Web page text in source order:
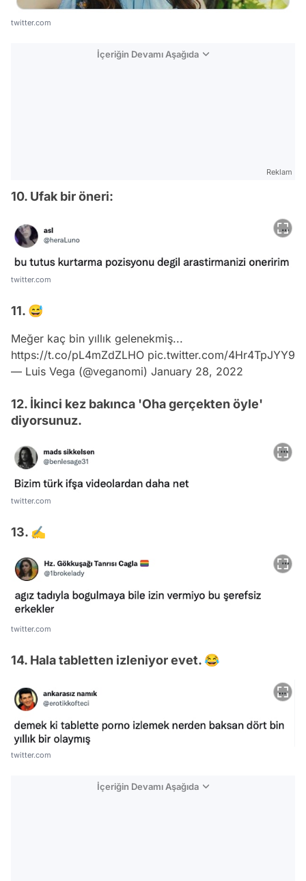
twitter.com
İçeriğin Devamı Aşağıda
Reklam
10. Ufak bir öneri:
twitter.com
11. 😅
Meğer kaç bin yıllık gelenekmiş...
https://t.co/pL4mZdZLHO pic.twitter.com/4Hr4TpJYY9
— Luis Vega (@veganomi) January 28, 2022
12. İkinci kez bakınca 'Oha gerçekten öyle'
diyorsunuz.
twitter.com
13. ✍️
twitter.com
14. Hala tabletten izleniyor evet. 😂
twitter.com
İçeriğin Devamı Aşağıda